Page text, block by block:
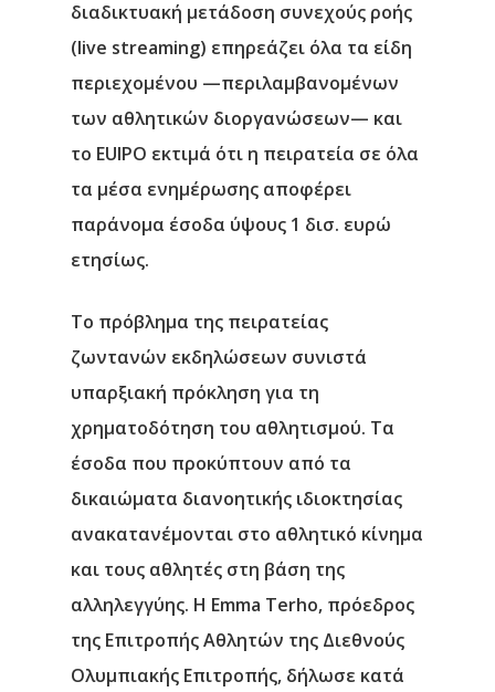
διαδικτυακή μετάδοση συνεχούς ροής
(live streaming) επηρεάζει όλα τα είδη
περιεχομένου —περιλαμβανομένων
των αθλητικών διοργανώσεων— και
το EUIPO εκτιμά ότι η πειρατεία σε όλα
τα μέσα ενημέρωσης αποφέρει
παράνομα έσοδα ύψους 1 δισ. ευρώ
ετησίως.
Το πρόβλημα της πειρατείας
ζωντανών εκδηλώσεων συνιστά
υπαρξιακή πρόκληση για τη
χρηματοδότηση του αθλητισμού. Τα
έσοδα που προκύπτουν από τα
δικαιώματα διανοητικής ιδιοκτησίας
ανακατανέμονται στο αθλητικό κίνημα
και τους αθλητές στη βάση της
αλληλεγγύης. Η Emma Terho, πρόεδρος
της Επιτροπής Αθλητών της Διεθνούς
Ολυμπιακής Επιτροπής, δήλωσε κατά